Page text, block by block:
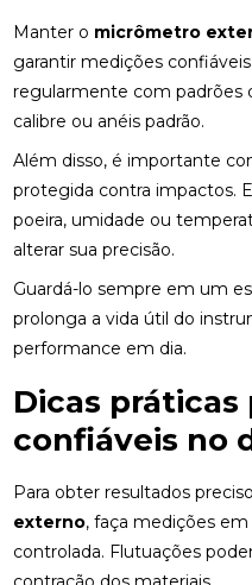
Manter o micrômetro
garantir medições
regularmente com padrões
calibre ou anéis padrão.
Além disso, é importante
protegida contra impactos.
poeira, umidade ou
alterar sua precisão.
Guardá-lo sempre em um
prolonga a vida útil do
performance em dia.
Dicas
confiáveis no
Para obter resultados
externo, faça medições
controlada. Flutuações